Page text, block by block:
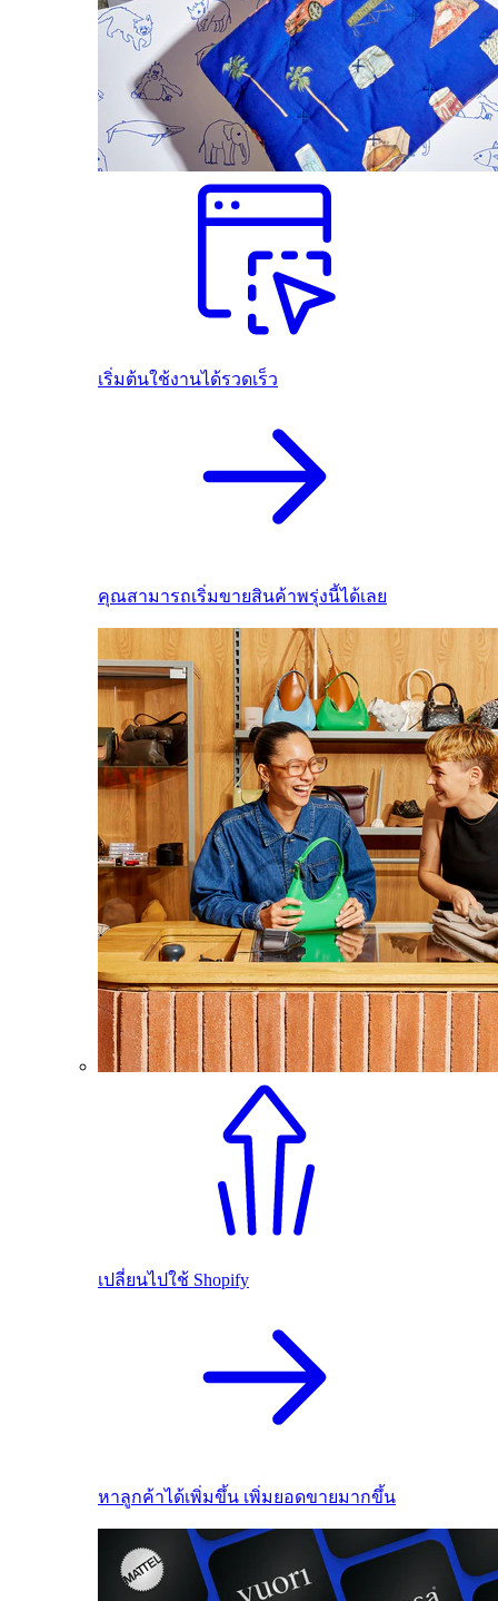
เริ่มต้นใช้งานได้รวดเร็ว
คุณสามารถเริ่มขายสินค้าพรุ่งนี้ได้เลย
เปลี่ยนไปใช้ Shopify
หาลูกค้าได้เพิ่มขึ้น เพิ่มยอดขายมากขึ้น